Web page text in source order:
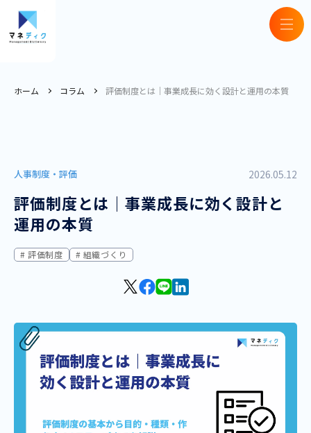
ホーム コラム 評価制度とは｜事業成長に効く設計と運用の本質
人事制度・評価 2026.05.12
評価制度とは｜事業成長に効く設計と
運用の本質
評価制度 組織づくり